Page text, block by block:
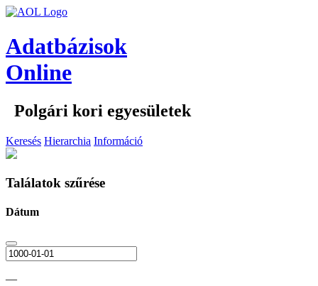
Adatbázisok
Online
Polgári kori egyesületek
Keresés Hierarchia Információ
Találatok szűrése
Dátum
—